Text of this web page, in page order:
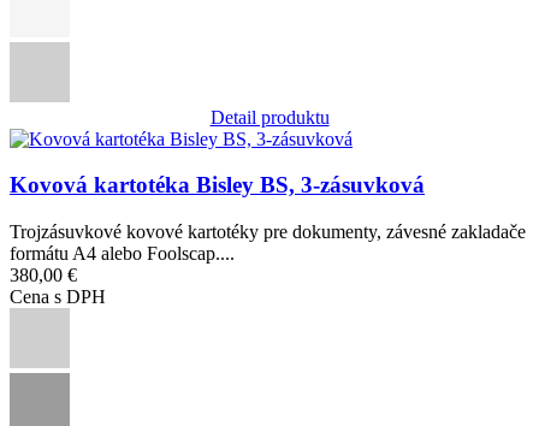
Detail produktu
Obrázok
Kovová kartotéka Bisley BS, 3-zásuvková
Trojzásuvkové kovové kartotéky pre dokumenty, závesné zakladače
formátu A4 alebo Foolscap....
380,00 €
Cena s DPH